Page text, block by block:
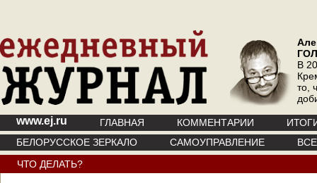
В
то,
www.ej.ru ГЛАВНАЯ КОММЕНТАРИИ
БЕЛОРУССКОЕ ЗЕРКАЛО
САМОУПРАВЛЕНИЕ
ЧТО ДЕЛАТЬ?